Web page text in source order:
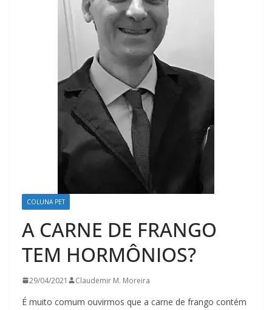
COLUNA PET
A CARNE DE FRANGO
TEM HORMÔNIOS?
29/04/2021 Claudemir M. Moreira
É muito comum ouvirmos que a carne de frango contém